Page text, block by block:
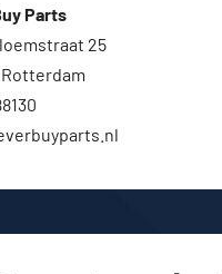
Parts
25
Rotterdam